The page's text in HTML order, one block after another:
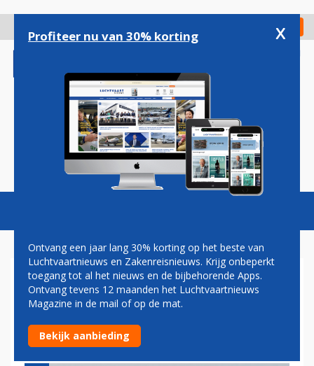
gaan
Check in
Magazine Podcasts Vacatures
KLM-PARTNER DELTA WIL
SAMENWERKEN MET ITA,
NIET INVESTEREN
Profiteer nu van 30% korting x
Ontvang een jaar lang 30% korting op het beste van
Luchtvaartnieuws en Zakenreisnieuws. Krijg onbeperkt
toegang tot al het nieuws en de bijbehorende Apps.
Ontvang tevens 12 maanden het Luchtvaartnieuws
Magazine in de mail of op de mat.
Bekijk aanbieding